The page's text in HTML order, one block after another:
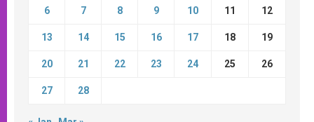
6 7 8 9 10 11 12
13 14 15 16 17 18 19
20 21 22 23 24 25 26
27 28